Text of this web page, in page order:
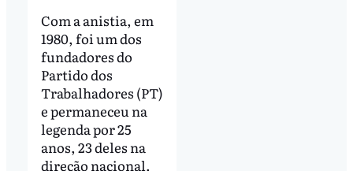
Com a anistia, em
1980, foi um dos
fundadores do
Partido dos
Trabalhadores (PT)
e permaneceu na
legenda por 25
anos, 23 deles na
direção nacional.